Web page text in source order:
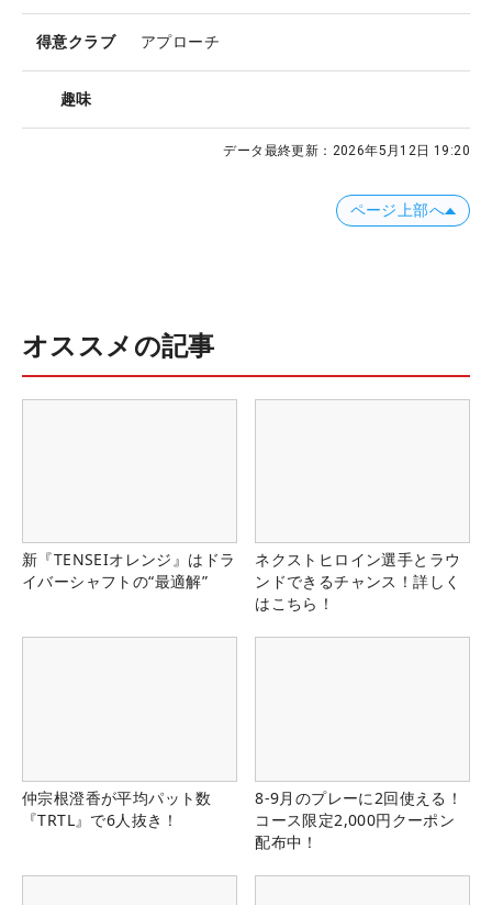
得意クラブ アプローチ
趣味
データ最終更新： 2026年5月12日 19:20
ページ上部へ
オススメの記事
新『TENSEIオレンジ』はドラ
イバーシャフトの“最適解”
ネクストヒロイン選手とラウ
ンドできるチャンス！詳しく
はこちら！
仲宗根澄香が平均パット数
『TRTL』で6人抜き！
8-9月のプレーに2回使える！
コース限定2,000円クーポン
配布中！